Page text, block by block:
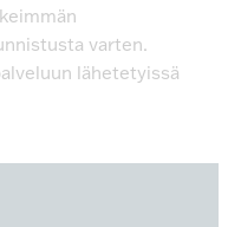
varten.
lähetetyissä